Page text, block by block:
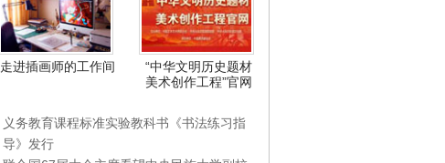
走进插画师的工作间
“中华文明历史题材
美术创作工程”官网
义务教育课程标准实验教科书《书法练习指
导》发行